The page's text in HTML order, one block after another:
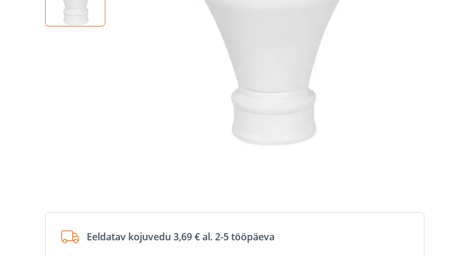
Eeldatav kojuvedu 3,69 € al. 2-5 tööpäeva